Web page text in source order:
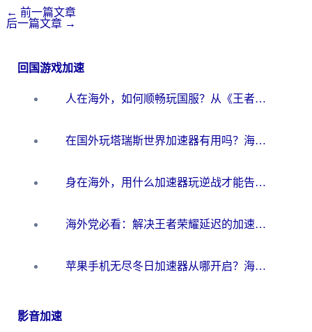
← 前一篇文章
后一篇文章 →
回国游戏加速
人在海外，如何顺畅玩国服？从《王者荣耀》到《云图计划》的加速器终极指南
在国外玩塔瑞斯世界加速器有用吗？海外玩家亲测后的真实答案
身在海外，用什么加速器玩逆战才能告别延迟？
海外党必看：解决王者荣耀延迟的加速器终极指南——从EVE到猫和老鼠，一个工具全搞定
苹果手机无尽冬日加速器从哪开启？海外玩家的冬日生存指南
影音加速